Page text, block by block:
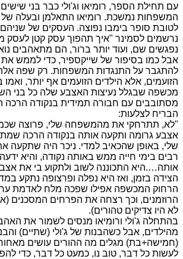
עם תחילת הספר, רומיאו וג'ולי כבר בני שישים,
המשפחות נמשכת. רומיאו התאלמן ובעלה של
לטובת סופר בימבו נפוצה. העסקים של
נרשמים לסמינר "איך תהפוך עסק קטן
נפגשים שם, ועוד יותר ברור, הם מתאהבים
אבל כמו בסיפור של שייקספיר, כדי לממש
להתגבר על התנגדות המשפחות. רק שפה
מכשפה שבגלל נעיצות האצבע שלה כל בני
מסתובבים עם חבורה תמידית בנקודה הרכה
הבריח לצלעות:
"לא, תתרחקי את מהמשפחה שלי, פרוצה
אצבע גרומה ותקעה אותה בנקודה הרכה
שלי, באופן שהכאיב למדי. ניכר היה שתקעה
רבים בימי חייה ממש באותה נקודה, והיא ידעה
אותה….היא התכוננה לשוב ולתקוע בי את
הצידה בזמן, ואז היא נפלה ופרצופה נתקע
הרחוק המכשפה אפילו שפכה מלח לאדמת
הרוזמנים, וכך רצחה את הפרחים המסכנים
לא היו צדיקים טהורים).
בהתחלה ג'ולי ורומיאו מנסים לשמור את
מהילדים, אבל כשהבנות של ג'ולי (שתיים)
(חמישה+בת) מגלים מה ההורים עושים
לעשות כל דבר, טוב נו, כמעט כל דבר, כדי